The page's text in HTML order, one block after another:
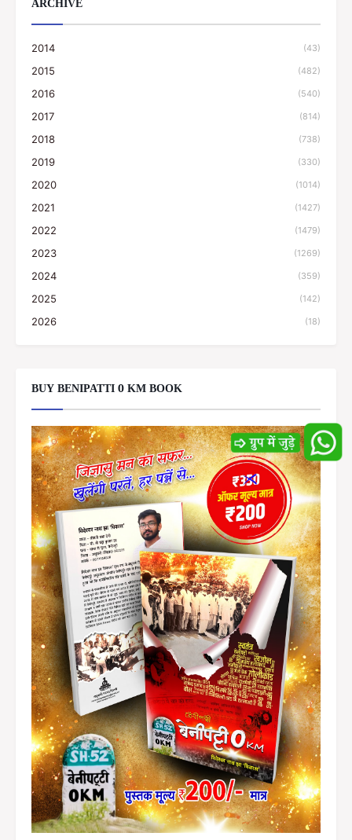
ARCHIVE
2014 (43)
2015 (482)
2016 (540)
2017 (814)
2018 (738)
2019 (330)
2020 (1014)
2021 (1427)
2022 (1479)
2023 (1269)
2024 (359)
2025 (142)
2026 (18)
BUY BENIPATTI 0 KM BOOK